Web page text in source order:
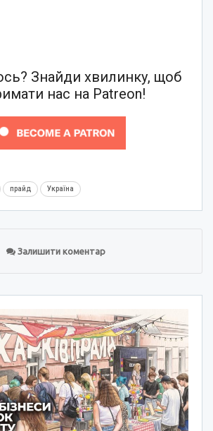
Знайди хвилинку, щоб
нас на Patreon!
прайд Україна
Залишити коментар